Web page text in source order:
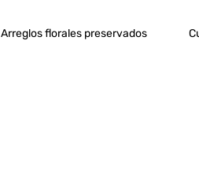
Arreglos florales preservados